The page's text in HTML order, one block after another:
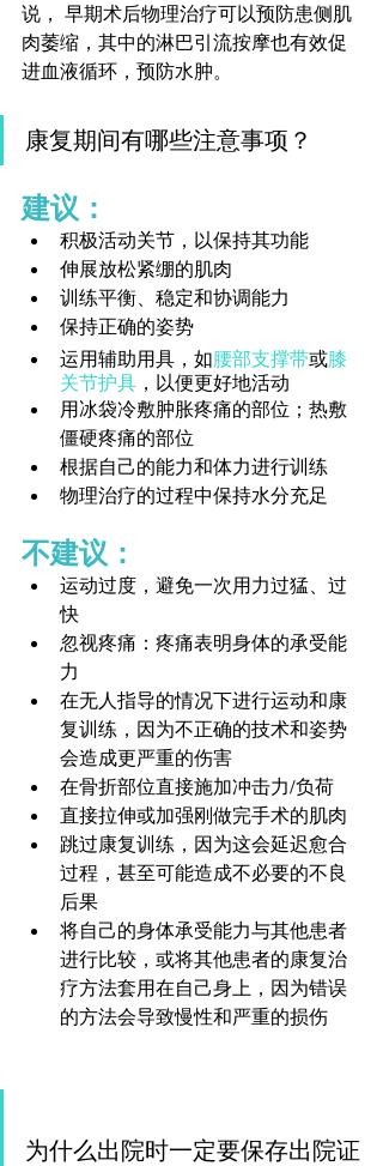
说， 早期术后物理治疗可以预防患侧肌
肉萎缩，其中的淋巴引流按摩也有效促
进血液循环，预防水肿。
康复期间有哪些注意事项？
建议：
积极活动关节，以保持其功能
伸展放松紧绷的肌肉
训练平衡、稳定和协调能力
保持正确的姿势
运用辅助用具，如腰部支撑带或膝
关节护具 ，以便更好地活动
用冰袋冷敷肿胀疼痛的部位；热敷
僵硬疼痛的部位
根据自己的能力和体力进行训练
物理治疗的过程中保持水分充足
不建议：
运动过度，避免一次用力过猛、过
快
忽视疼痛：疼痛表明身体的承受能
力
在无人指导的情况下进行运动和康
复训练，因为不正确的技术和姿势
会造成更严重的伤害
在骨折部位直接施加冲击力/负荷
直接拉伸或加强刚做完手术的肌肉
跳过康复训练，因为这会延迟愈合
过程，甚至可能造成不必要的不良
后果
将自己的身体承受能力与其他患者
进行比较，或将其他患者的康复治
疗方法套用在自己身上，因为错误
的方法会导致慢性和严重的损伤
为什么出院时一定要保存出院证